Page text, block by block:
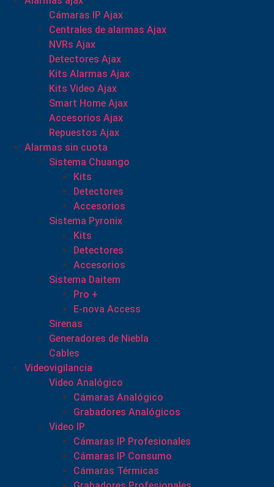
Cámaras IP Ajax
Centrales de alarmas Ajax
NVRs Ajax
Detectores Ajax
Kits Alarmas Ajax
Kits Video Ajax
Smart Home Ajax
Accesorios Ajax
Repuestos Ajax
Alarmas sin cuota
Sistema Chuango
Kits
Detectores
Accesorios
Sistema Pyronix
Kits
Detectores
Accesorios
Sistema Daitem
Pro +
E-nova Access
Sirenas
Generadores de Niebla
Cables
Videovigilancia
Video Analógico
Cámaras Analógico
Grabadores Analógicos
Video IP
Cámaras IP Profesionales
Cámaras IP Consumo
Cámaras Térmicas